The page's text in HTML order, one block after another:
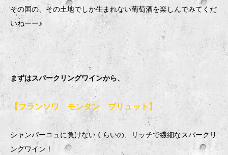
その国の、その土地でしか生まれない葡萄酒を楽しんでみてくだ
いねーー♪
まずはスパークリングワインから、
【フランソワ モンタン ブリュット】
シャンパーニュに負けないくらいの、リッチで繊細なスパークリ
ングワイン！